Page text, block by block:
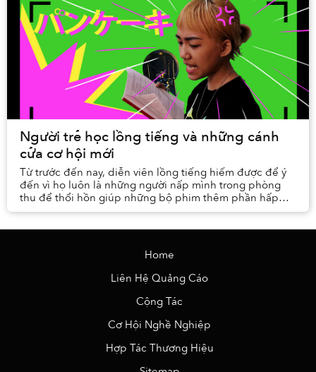
Người trẻ học lồng tiếng và những cánh
cửa cơ hội mới
Từ trước đến nay, diễn viên lồng tiếng hiếm được để ý
đến vì họ luôn là những người nấp mình trong phòng
thu để thổi hồn giúp những bộ phim thêm phần hấp
dẫn. Nhưng vẫn còn rất nhiều bạn trẻ vô tình c...
Home
Liên Hệ Quảng Cáo
Cộng Tác
Cơ Hội Nghề Nghiệp
Hợp Tác Thương Hiệu